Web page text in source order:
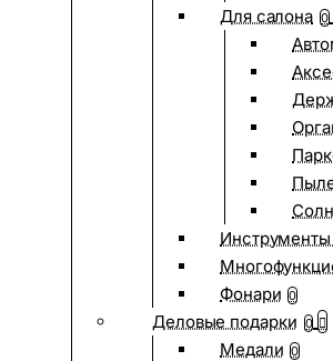
Для салона 0
Инструменты
Фонари 0
Деловые подарки 0
Медали 0